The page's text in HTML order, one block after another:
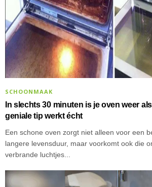
SCHOONMAAK
In slechts 30 minuten is je oven weer
geniale tip werkt écht
Een schone oven zorgt niet alleen voor een
langere levensduur, maar voorkomt ook die
verbrande luchtjes...